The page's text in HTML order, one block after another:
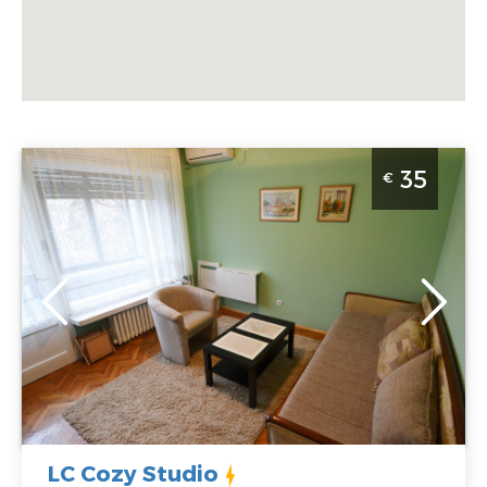
Studio Apartman LC Cozy Studio Beograd Zvezdara.
Idealan za 2 osobe.
Beograd
Lokacija:
Beograd
Zvezdara
Adresa:
Ruzveltova 27
Cena35 €
Kvadratura :
m2
Struktura :
Studio
€ 35
LC Cozy Studio